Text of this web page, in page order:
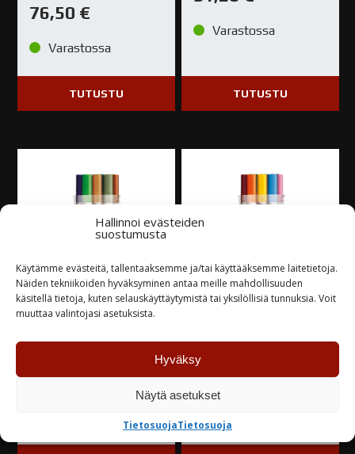
Hallinnoi evästeiden
suostumusta
Käytämme evästeitä, tallentaaksemme ja/tai käyttääksemme laitetietoja.
Näiden tekniikoiden hyväksyminen antaa meille mahdollisuuden
käsitellä tietoja, kuten selauskäyttäytymistä tai yksilöllisiä tunnuksia. Voit
muuttaa valintojasi asetuksista.
Hyväksy
Näytä asetukset
TietosuojaTietosuoja
76,50 €
Varastossa
TUTUSTU
Varastossa
TUTUSTU
Molotow ONE4ALL
227HS 12KPL SET 2
60,95€
227HS 12 kpl SET 1
60,95€